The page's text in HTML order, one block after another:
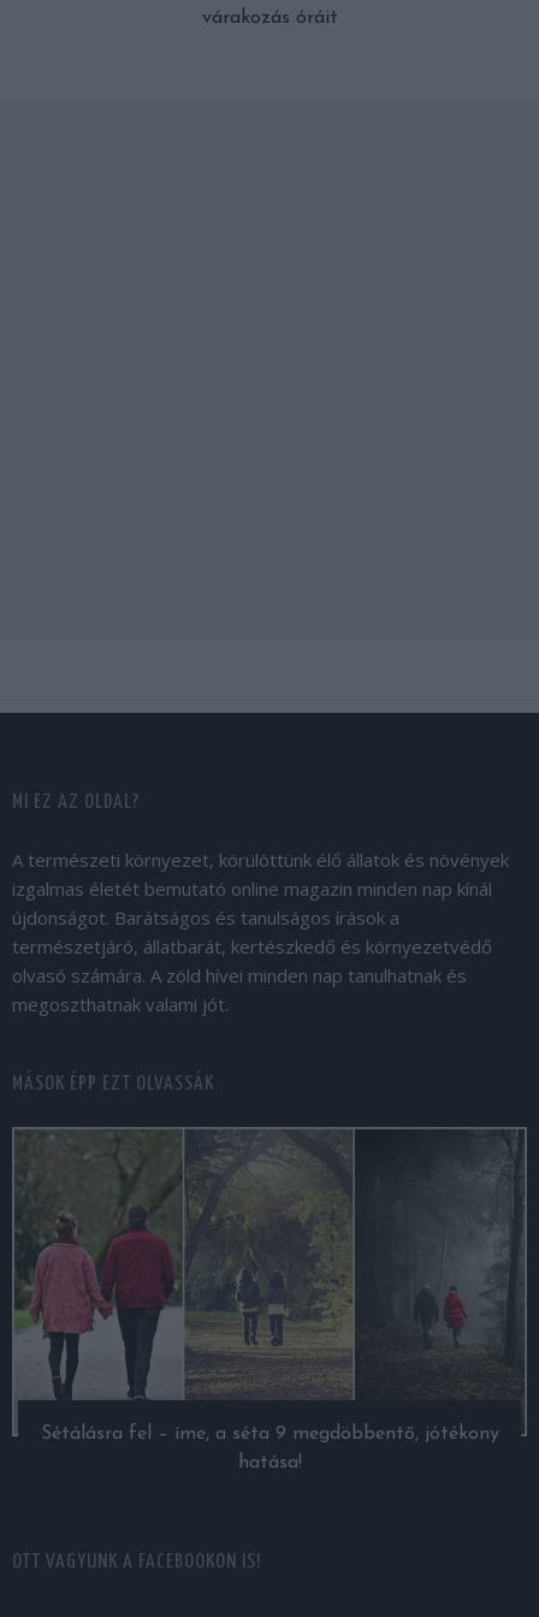
várakozás óráit
MI EZ AZ OLDAL?
A természeti környezet, körülöttünk élő állatok és növények
izgalmas életét bemutató online magazin minden nap kínál
újdonságot. Barátságos és tanulságos írások a
természetjáró, állatbarát, kertészkedő és környezetvédő
olvasó számára. A zöld hívei minden nap tanulhatnak és
megoszthatnak valami jót.
MÁSOK ÉPP EZT OLVASSÁK
Sétálásra fel – íme, a séta 9 megdöbbentő, jótékony
hatása!
OTT VAGYUNK A FACEBOOKON IS!